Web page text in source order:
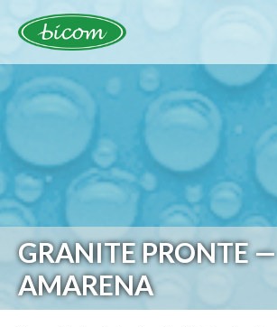
contenuto
GRANITE PRONTE —
AMARENA